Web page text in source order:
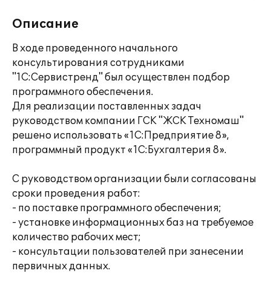
Описание
В ходе проведенного начального
консультирования сотрудниками
"1С:Сервистренд" был осуществлен подбор
программного обеспечения.
Для реализации поставленных задач
руководством компании ГСК "ЖСК Техномаш"
решено использовать «1С:Предприятие 8»,
программный продукт «1С:Бухгалтерия 8».
С руководством организации были согласованы
сроки проведения работ:
- по поставке программного обеспечения;
- установке информационных баз на требуемое
количество рабочих мест;
- консультации пользователей при занесении
первичных данных.